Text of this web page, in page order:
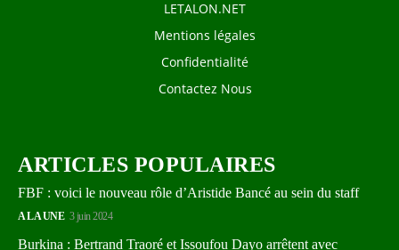
LETALON.NET
Mentions légales
Confidentialité
Contactez Nous
ARTICLES POPULAIRES
FBF : voici le nouveau rôle d’Aristide Bancé au sein du staff
A LA UNE 3 juin 2024
Burkina : Bertrand Traoré et Issoufou Dayo arrêtent avec